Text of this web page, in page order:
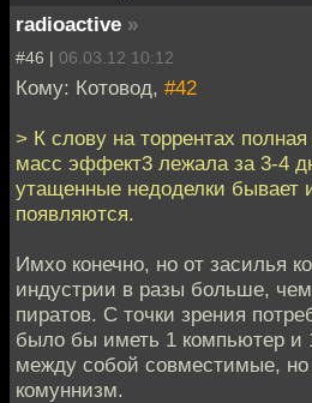
radioactive »
#46 | 06.03.12 10:12
Кому: Котовод, #42
> К слову на торрентах
масс эффект3 лежала за 3-4
утащенные недоделки бывает
появляются.
Имхо конечно, но от засилья
индустрии в разы больше, чем
пиратов. С точки зрения
было бы иметь 1 компьютер и
между собой совместимые, но
комуннизм.